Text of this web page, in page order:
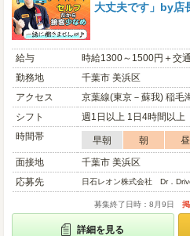
大丈夫です」by店
給与
時給1300～1500円＋交
勤務地
千葉市 美浜区
アクセス
京葉線(東京－蘇我) 稲毛
シフト
週1日以上 1日4時間以上
時間帯
早朝 朝 昼
面接地
千葉市 美浜区
応募先
日石レオン株式会社 Dr．
募集終了日時：8月9日
詳細を見る